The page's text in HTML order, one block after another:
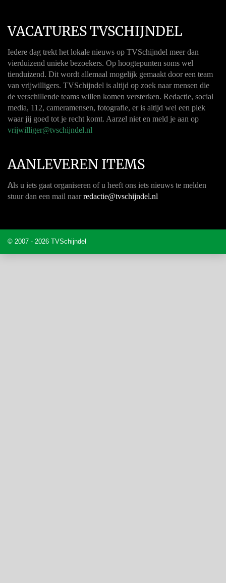
VACATURES TVSCHIJNDEL
Iedere dag trekt het lokale nieuws op TVSchijndel meer dan
vierduizend unieke bezoekers. Op hoogtepunten soms wel
tienduizend. Dit wordt allemaal mogelijk gemaakt door een team
van vrijwilligers. TVSchijndel is altijd op zoek naar mensen die
de verschillende teams willen komen versterken. Redactie, social
media, 112, cameramensen, fotografie, er is altijd wel een plek
waar jij goed tot je recht komt. Aarzel niet en meld je aan op
vrijwilliger@tvschijndel.nl
AANLEVEREN ITEMS
Als u iets gaat organiseren of u heeft ons iets nieuws te melden
stuur dan een mail naar redactie@tvschijndel.nl
© 2007 - 2026 TVSchijndel